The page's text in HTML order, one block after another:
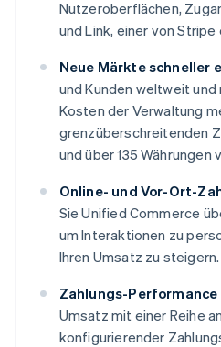
Nutzeroberflächen,
und Link, einer von
Neue Märkte schneller
und Kunden weltweit
Kosten der Verwaltung
grenzüberschreitenden
und über 135 Währungen
Online- und Vor-Ort-
Sie Unified Commerce
um Interaktionen zu
Ihren Umsatz zu steigern.
Zahlungs-Performance
Umsatz mit einer Reihe
konfigurierender